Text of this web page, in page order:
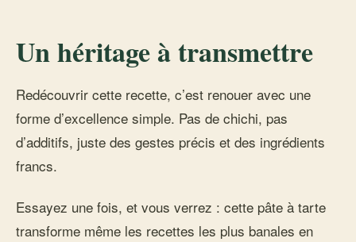
Un héritage à transmettre
Redécouvrir cette recette, c’est renouer avec une
forme d’excellence simple. Pas de chichi, pas
d’additifs, juste des gestes précis et des ingrédients
francs.
Essayez une fois, et vous verrez : cette pâte à tarte
transforme même les recettes les plus banales en